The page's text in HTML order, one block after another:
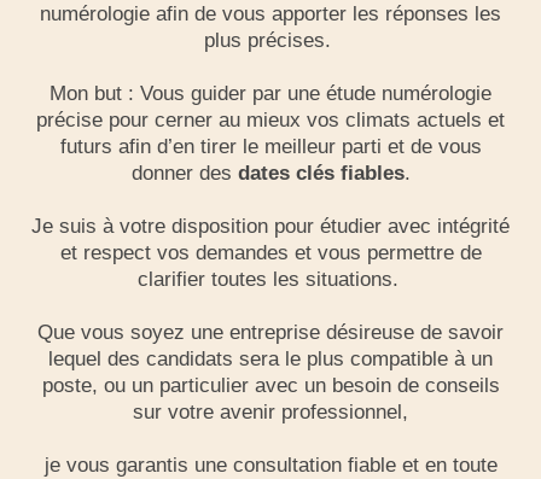
numérologie afin de vous apporter les réponses les
plus précises.
Mon but : Vous guider par une étude numérologie
précise pour cerner au mieux vos climats actuels et
futurs afin d’en tirer le meilleur parti et de vous
donner des dates clés fiables.
Je suis à votre disposition pour étudier avec intégrité
et respect vos demandes et vous permettre de
clarifier toutes les situations.
Que vous soyez une entreprise désireuse de savoir
lequel des candidats sera le plus compatible à un
poste, ou un particulier avec un besoin de conseils
sur votre avenir professionnel,
je vous garantis une consultation fiable et en toute